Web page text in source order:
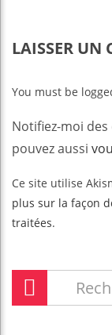
LAISSER UN
You must be
Notifiez-moi
pouvez aussi
Ce site utilise
plus sur la façon
traitées.